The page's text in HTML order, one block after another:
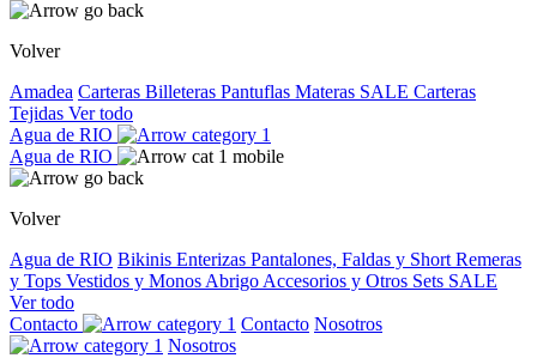
Volver
Amadea Carteras Billeteras Pantuflas Materas SALE Carteras
Tejidas Ver todo
Agua de RIO
Agua de RIO
Volver
Agua de RIO Bikinis Enterizas Pantalones, Faldas y Short Remeras
y Tops Vestidos y Monos Abrigo Accesorios y Otros Sets SALE
Ver todo
Contacto
Contacto Nosotros
Nosotros